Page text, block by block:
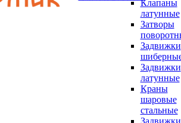
Клапаны
латунные
Затворы
Задвижки
Задвижки
латунные
Краны
шаровые
стальные
Задвижки